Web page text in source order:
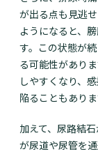
が出る点も見逃
ようになると、
す。この状態が
る可能性があり
しやすくなり、
陥ることもありま
加えて、尿路結
が尿道や尿管を